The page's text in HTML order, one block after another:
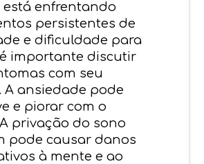
está enfrentando
persistentes de
e dificuldade para
importante discutir
com seu
A ansiedade pode
e piorar com o
privação do sono
pode causar danos
à mente e ao